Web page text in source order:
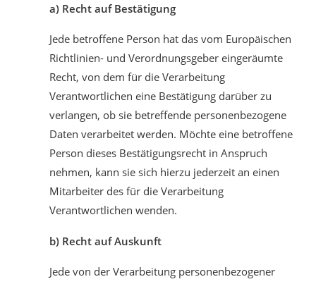
a) Recht auf Bestätigung
Jede betroffene Person hat das vom Europäischen
Richtlinien- und Verordnungsgeber eingeräumte
Recht, von dem für die Verarbeitung
Verantwortlichen eine Bestätigung darüber zu
verlangen, ob sie betreffende personenbezogene
Daten verarbeitet werden. Möchte eine betroffene
Person dieses Bestätigungsrecht in Anspruch
nehmen, kann sie sich hierzu jederzeit an einen
Mitarbeiter des für die Verarbeitung
Verantwortlichen wenden.
b) Recht auf Auskunft
Jede von der Verarbeitung personenbezogener